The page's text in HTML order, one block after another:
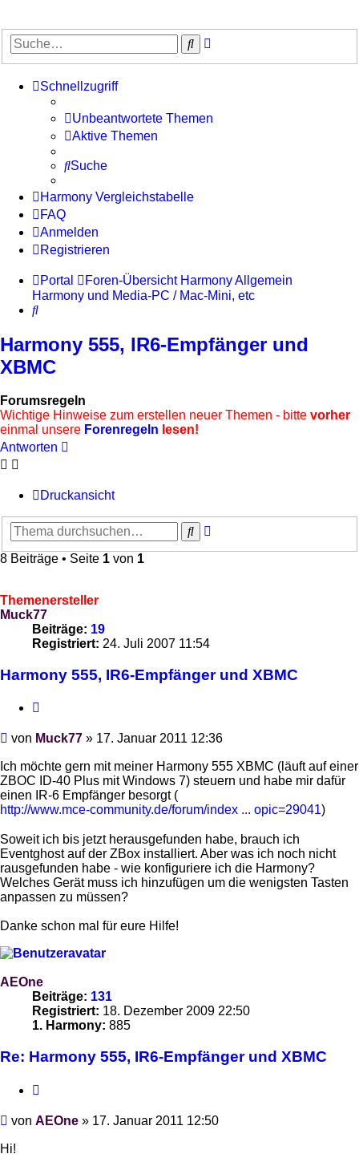
Suche
Schnellzugriff
Unbeantwortete Themen
Aktive Themen
Suche
Harmony Vergleichstabelle
FAQ
Anmelden
Registrieren
Portal Foren-Übersicht Harmony Allgemein
Harmony und Media-PC / Mac-Mini, etc
Suche
Harmony 555, IR6-Empfänger und
XBMC
Forumsregeln
Wichtige Hinweise zum erstellen neuer Themen - bitte vorher
einmal unsere Forenregeln lesen!
Antworten
Druckansicht
Suche
8 Beiträge • Seite 1 von 1
Themenersteller
Muck77
Beiträge: 19
Registriert: 24. Juli 2007 11:54
Harmony 555, IR6-Empfänger und XBMC
Beitrag
von Muck77 » 17. Januar 2011 12:36
Ich möchte gern mit meiner Harmony 555 XBMC (läuft auf einer
ZBOC ID-40 Plus mit Windows 7) steuern und habe mir dafür
einen IR-6 Empfänger besorgt (
http://www.mce-community.de/forum/index ... opic=29041)
Soweit ich bis jetzt herausgefunden habe, brauch ich
Eventghost auf der ZBox installiert. Aber was ich noch nicht
rausgefunden habe - wie konfiguriere ich die Harmony?
Welches Gerät muss ich hinzufügen um die wenigsten Tasten
anpassen zu müssen?
Danke schon mal für eure Hilfe!
AEOne
Beiträge: 131
Registriert: 18. Dezember 2009 22:50
1. Harmony: 885
Re: Harmony 555, IR6-Empfänger und XBMC
Beitrag
von AEOne » 17. Januar 2011 12:50
Hi!